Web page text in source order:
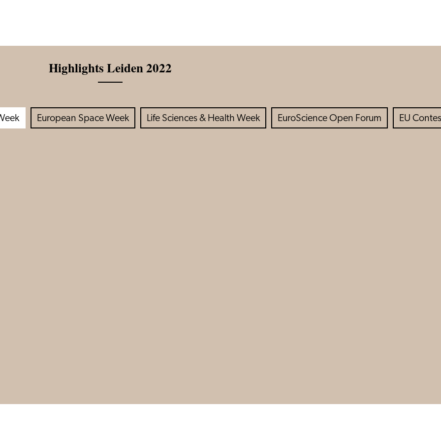
Highlights Leiden 2022
European Space Week Life Sciences & Health Week EuroScience Open Forum EU